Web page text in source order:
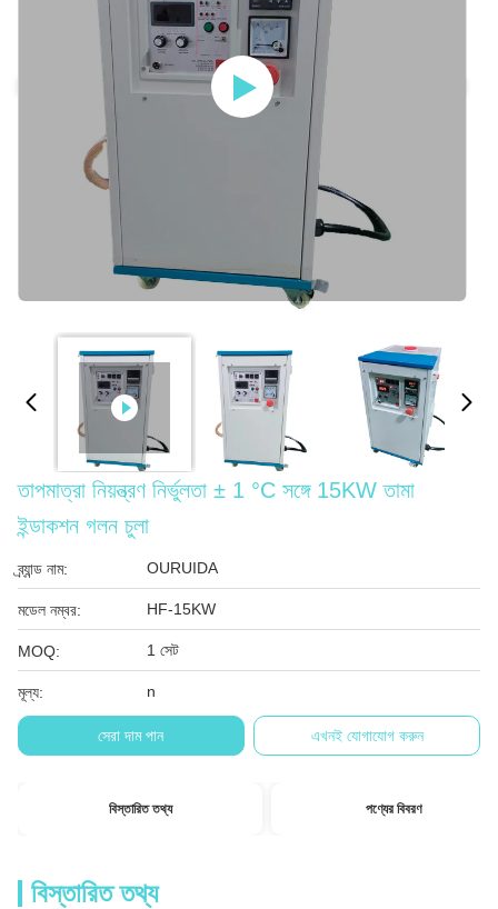
তাপমাত্রা নিয়ন্ত্রণ নির্ভুলতা ± 1 °C সঙ্গে 15KW তামা
ইন্ডাকশন গলন চুলা
ব্র্যান্ড নাম: OURUIDA
মডেল নম্বর: HF-15KW
MOQ: 1 সেট
মূল্য: n
সেরা দাম পান এখনই যোগাযোগ করুন
বিস্তারিত তথ্য পণ্যের বিবরণ
বিস্তারিত তথ্য